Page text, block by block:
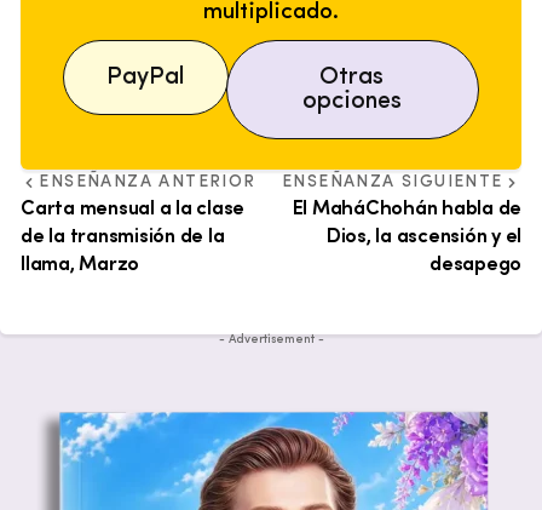
multiplicado.
PayPal
Otras
opciones
ENSEÑANZA ANTERIOR
Carta mensual a la clase
de la transmisión de la
llama, Marzo
ENSEÑANZA SIGUIENTE
El MaháChohán habla de
Dios, la ascensión y el
desapego
- Advertisement -